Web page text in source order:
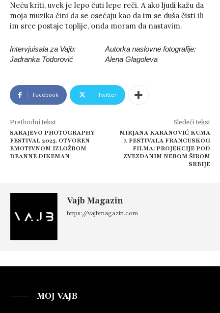
Neću kriti, uvek je lepo čuti lepe reči. A ako ljudi kažu da
moja muzika čini da se osećaju kao da im se duša čisti ili
im srce postaje toplije, onda moram da nastavim.
Intervjuisala za Vajb:
Jadranka Todorović
Autorka naslovne fotografije:
Alena Glagoleva
Facebook Twitter
Prethodni tekst
SARAJEVO PHOTOGRAPHY
FESTIVAL 2025. OTVOREN
EMOTIVNOM IZLOŽBOM
DEANNE DIKEMAN
Sledeći tekst
MIRJANA KARANOVIĆ KUMA
7. FESTIVALA FRANCUSKOG
FILMA: PROJEKCIJE POD
ZVEZDANIM NEBOM ŠIROM
SRBIJE
Vajb Magazin
https://vajbmagazin.com
MOJ VAJB